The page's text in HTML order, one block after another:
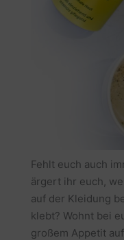
Fehlt euch auch
ärgert ihr euch,
auf der Kleidung
klebt? Wohnt bei
großem Appetit